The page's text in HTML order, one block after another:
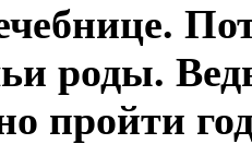
роды.
пройти